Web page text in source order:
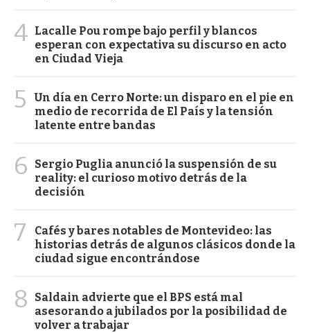
4 Lacalle Pou rompe bajo perfil y blancos
esperan con expectativa su discurso en acto
en Ciudad Vieja
5
Un día en Cerro Norte: un disparo en el pie en
medio de recorrida de El País y la tensión
latente entre bandas
6
Sergio Puglia anunció la suspensión de su
reality: el curioso motivo detrás de la
decisión
7
Cafés y bares notables de Montevideo: las
historias detrás de algunos clásicos donde la
ciudad sigue encontrándose
8
Saldain advierte que el BPS está mal
asesorando a jubilados por la posibilidad de
volver a trabajar